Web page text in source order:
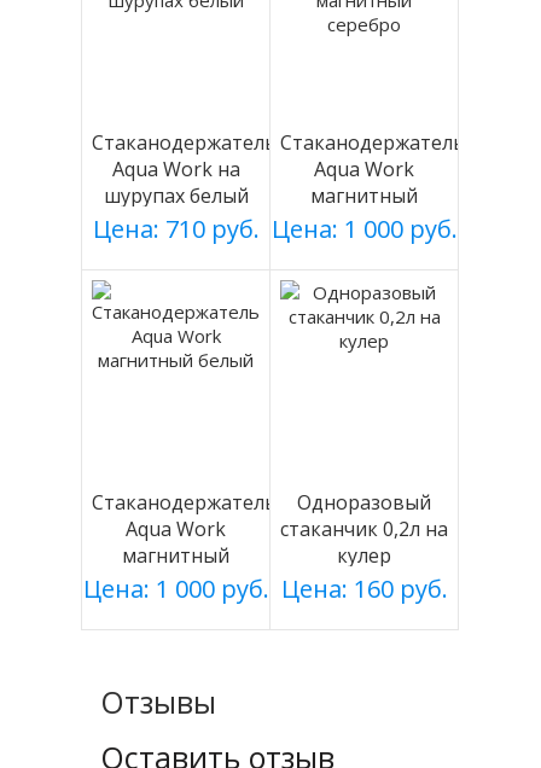
Стаканодержатель
Aqua Work на
шурупах белый
Цена: 710 руб.
Стаканодержатель
Aqua Work
магнитный
серебро
Цена: 1 000 руб.
Стаканодержатель
Aqua Work
магнитный
белый
Цена: 1 000 руб.
Одноразовый
стаканчик 0,2л на
кулер
Цена: 160 руб.
Отзывы
Оставить отзыв